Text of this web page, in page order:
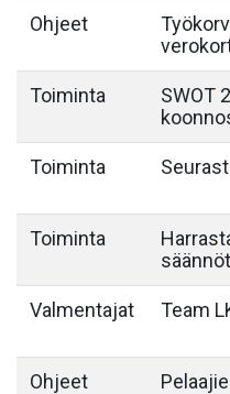
Ohjeet
Toiminta
SWOT
Toiminta
Toiminta
säännöt
Valmentajat
Team
Ohjeet